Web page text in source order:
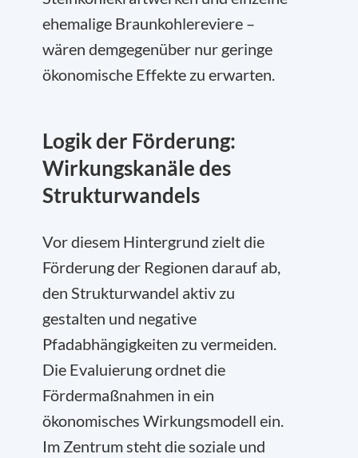
ehemalige Braunkohlereviere –
wären demgegenüber nur geringe
ökonomische Effekte zu erwarten.
Logik der Förderung:
Wirkungskanäle des
Strukturwandels
Vor diesem Hintergrund zielt die
Förderung der Regionen darauf ab,
den Strukturwandel aktiv zu
gestalten und negative
Pfadabhängigkeiten zu vermeiden.
Die Evaluierung ordnet die
Fördermaßnahmen in ein
ökonomisches Wirkungsmodell ein.
Im Zentrum steht die soziale und